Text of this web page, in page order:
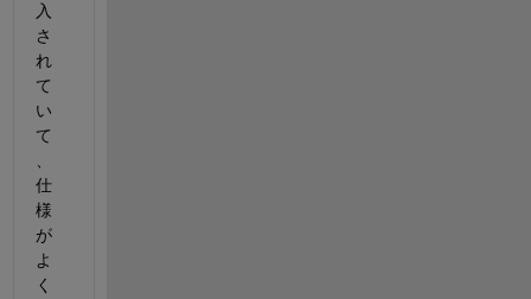
入
さ
れ
て
い
て
仕
様
が
よ
く